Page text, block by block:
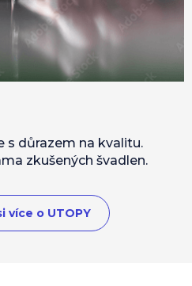
s důrazem na kvalitu.
zkušených švadlen.
více o UTOPY